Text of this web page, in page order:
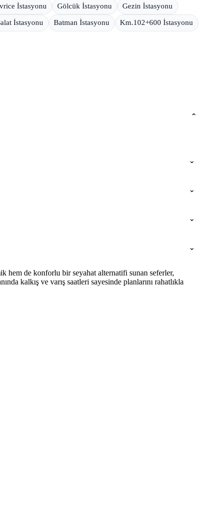
İstasyonu Gölcük İstasyonu Gezin İstasyonu
İstasyonu Batman İstasyonu Km.102+600 İstasyonu
hem de konforlu bir seyahat alternatifi sunan seferler,
kalkış ve varış saatleri sayesinde planlarını rahatlıkla